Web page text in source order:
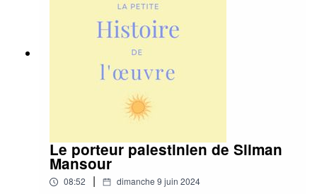
Le porteur palestinien de Sliman
Mansour
08:52 | dimanche 9 juin 2024